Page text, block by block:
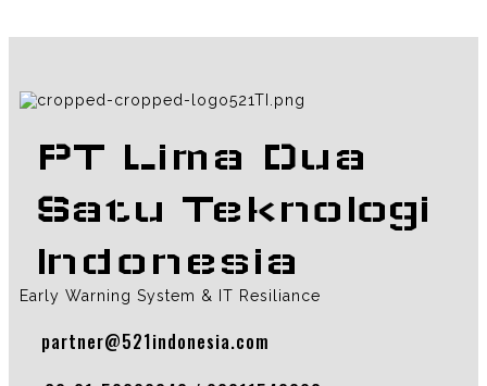
PT Lima Dua
Satu Teknologi
Indonesia
Early Warning System & IT Resiliance
partner@521indonesia.com